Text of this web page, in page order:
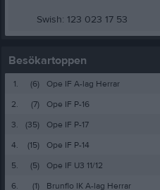
Swish: 123 023 17 53
Besökartoppen
1. (6)
Ope IF A-lag Herrar
2.
(7)
Ope IF P-16
3.
(35)
Ope IF P-17
4.
(15)
Ope IF P-14
5.
(5)
Ope IF U3 11/12
6.
(1) Brunflo IK A-lag Herrar